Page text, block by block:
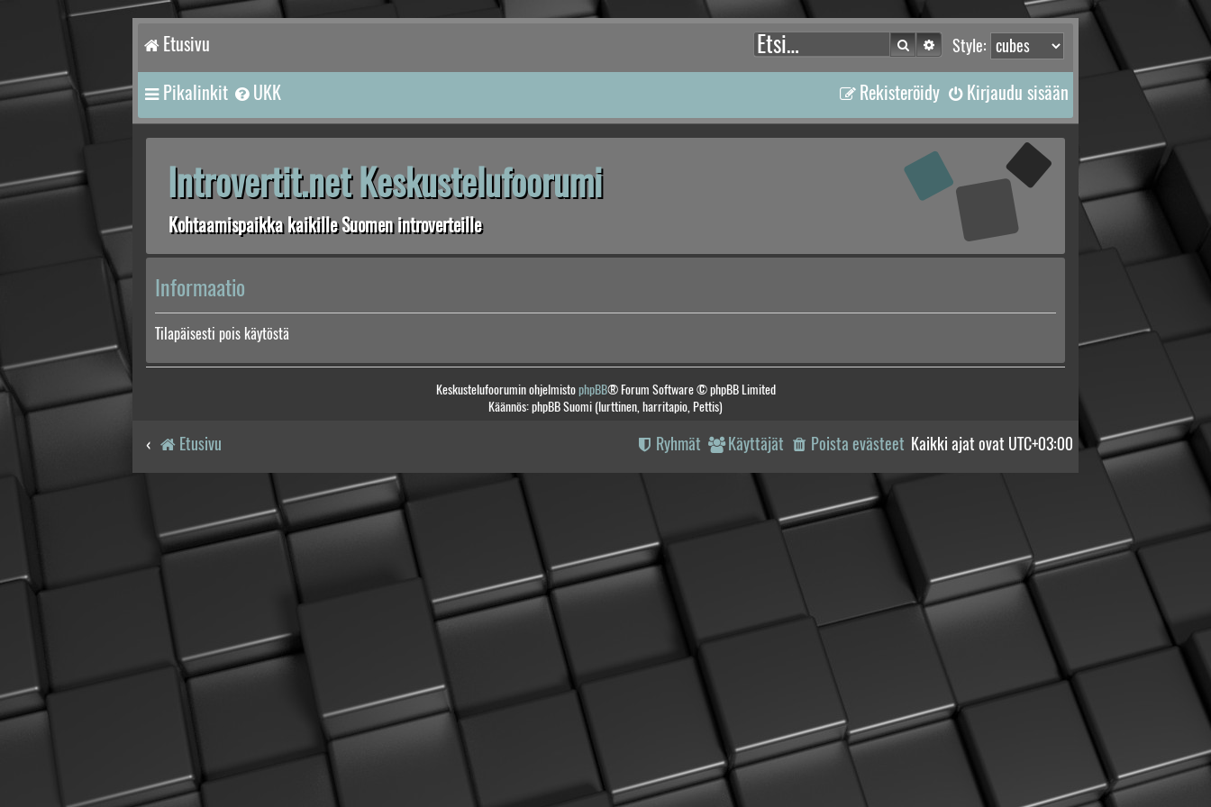
Etusivu Style:
Etsi Tarkennettu haku
Pikalinkit UKK Kirjaudu sisään
Rekisteröidy
Introvertit.net Keskustelufoorumi
Kohtaamispaikka kaikille Suomen introverteille
Informaatio
Tilapäisesti pois käytöstä
Keskustelufoorumin ohjelmistophpBB® Forum Software © phpBB Limited
Käännös: phpBB Suomi (lurttinen, harritapio, Pettis)
Etusivu Kaikki ajat ovat UTC+03:00
Poista evästeet
Käyttäjät
Ryhmät